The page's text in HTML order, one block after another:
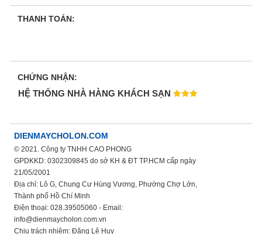
HỆ THỐNG NHÀ HÀNG KHÁCH SẠN
THANH TOÁN:
CHỨNG NHẬN:
DIENMAYCHOLON.COM
© 2021. Công ty TNHH CAO PHONG
GPDKKD: 0302309845 do sở KH & ĐT TP.HCM cấp ngày
21/05/2001
Địa chỉ: Lô G, Chung Cư Hùng Vương, Phường Chợ Lớn,
Thành phố Hồ Chí Minh
Điện thoại: 028.39505060 - Email:
info@dienmaycholon.com.vn
Chịu trách nhiệm: Đặng Lê Huy